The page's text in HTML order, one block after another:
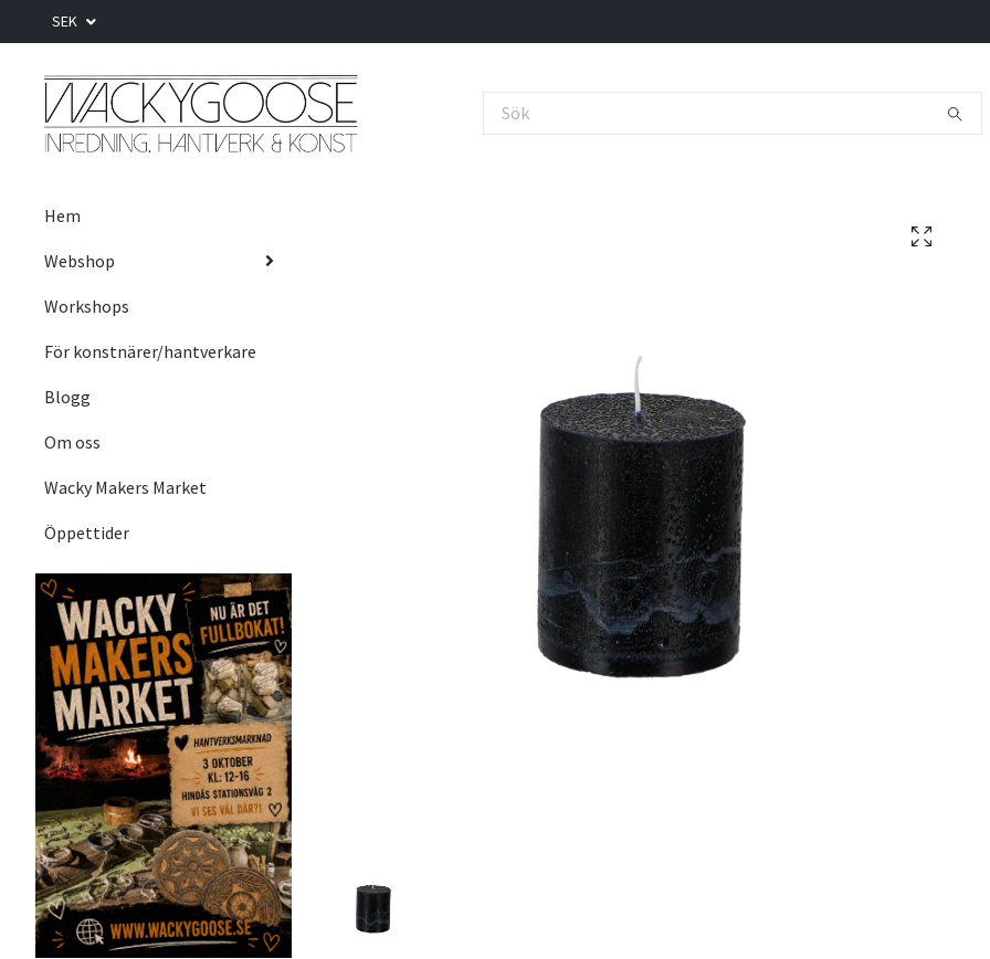
SEK
Hem
Webshop
Workshops
För konstnärer/hantverkare
Blogg
Om oss
Wacky Makers Market
Öppettider